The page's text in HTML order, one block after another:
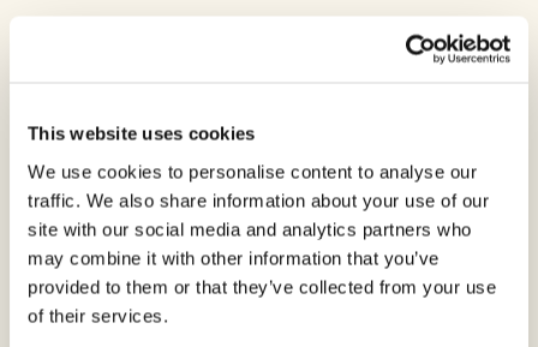
This website uses cookies
We use cookies to personalise content to analyse our
traffic. We also share information about your use of our
site with our social media and analytics partners who
may combine it with other information that you’ve
provided to them or that they’ve collected from your use
of their services.
hortalizas invernadero olivo
frutales de pepita almendro vid
Principio activo:
Glifosato